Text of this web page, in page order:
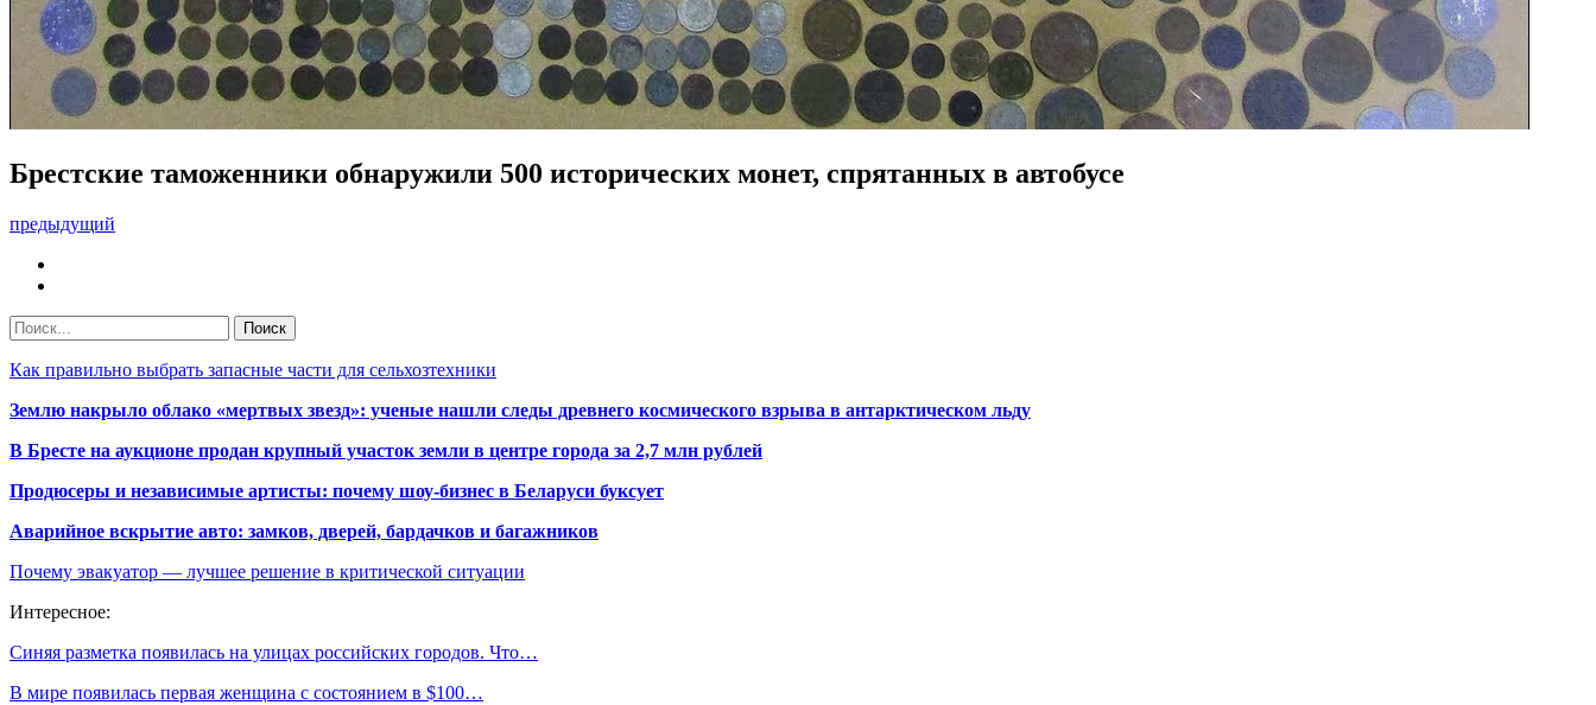
Брестские таможенники обнаружили 500 исторических монет, спрятанных в автобусе
предыдущий
Как правильно выбрать запасные части для сельхозтехники
Землю накрыло облако «мертвых звезд»: ученые нашли следы древнего космического взрыва в антарктическом льду
В Бресте на аукционе продан крупный участок земли в центре города за 2,7 млн рублей
Продюсеры и независимые артисты: почему шоу-бизнес в Беларуси буксует
Аварийное вскрытие авто: замков, дверей, бардачков и багажников
Почему эвакуатор — лучшее решение в критической ситуации
Интересное:
Синяя разметка появилась на улицах российских городов. Что…
В мире появилась первая женщина с состоянием в $100…